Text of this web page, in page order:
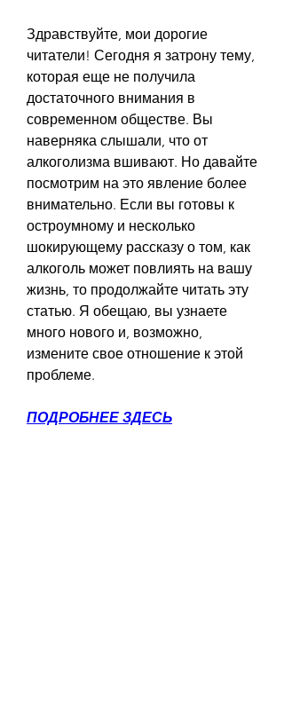
Здравствуйте, мои дорогие
читатели! Сегодня я затрону тему,
которая еще не получила
достаточного внимания в
современном обществе. Вы
наверняка слышали, что от
алкоголизма вшивают. Но давайте
посмотрим на это явление более
внимательно. Если вы готовы к
остроумному и несколько
шокирующему рассказу о том, как
алкоголь может повлиять на вашу
жизнь, то продолжайте читать эту
статью. Я обещаю, вы узнаете
много нового и, возможно,
измените свое отношение к этой
проблеме.
ПОДРОБНЕЕ ЗДЕСЬ